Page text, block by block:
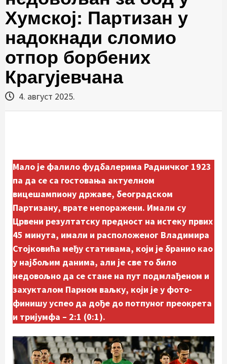
Хумској: Партизан у
надокнади сломио
отпор борбених
Крагујевчана
4. август 2025.
Мало је фалило фудбалерима Радничког 1923
па да се са гостовања актуелном
вицешампиону државе, београдском
Партизану, врате непоражени. Имали су
Црвени резултатску предност на истеку првих
45 минута, имали и расположеног Владимира
Стојковића међу стативама, који је бранио као
у најбољим данима, али је све то било
недовољно да се стане на пут подмлађеном и
захукталом Парном ваљку, који је у фото-
финишу успео да дође до потпуног преокрета
и тријумфа – 2:1 (0:1).